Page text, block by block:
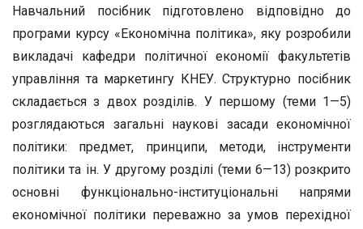
Навчальний посібник підготовлено відповідно до
програми курсу «Економічна політика», яку розробили
викладачі кафедри політичної економії факультетів
управління та маркетингу КНЕУ. Структурно посібник
складається з двох розділів. У першому (теми 1—5)
розглядаються загальні наукові засади економічної
політики: предмет, принципи, методи, інструменти
політики та ін. У другому розділі (теми 6—13) розкрито
основні функціонально-інституціональні напрями
економічної політики переважно за умов перехідної